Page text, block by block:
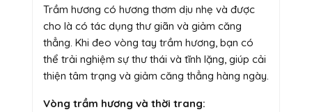
Trầm hương có hương thơm dịu nhẹ và được
cho là có tác dụng thư giãn và giảm căng
thẳng. Khi đeo vòng tay trầm hương, bạn có
thể trải nghiệm sự thư thái và tĩnh lặng, giúp cải
thiện tâm trạng và giảm căng thẳng hàng ngày.
Vòng trầm hương và thời trang: